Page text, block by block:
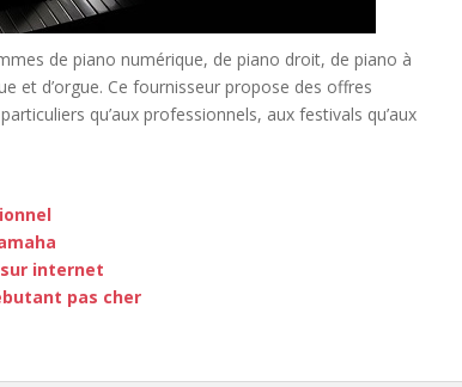
de piano numérique, de piano droit, de piano à
et d’orgue. Ce fournisseur propose des offres
qu’aux professionnels, aux festivals qu’aux
internet
pas cher